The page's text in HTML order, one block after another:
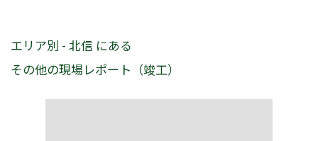
エリア別 - 北信 にある
その他の現場レポート（竣工）